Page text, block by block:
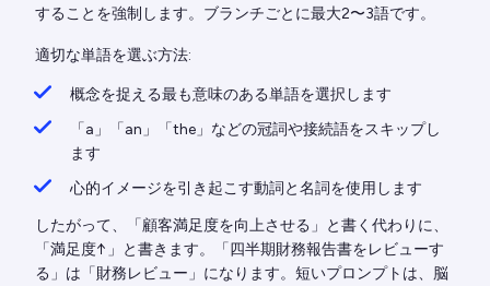
することを強制します。ブランチごとに最大2〜3語です。
適切な単語を選ぶ方法:
概念を捉える最も意味のある単語を選択します
「a」「an」「the」などの冠詞や接続語をスキップし
ます
心的イメージを引き起こす動詞と名詞を使用します
したがって、「顧客満足度を向上させる」と書く代わりに、
「満足度↑」と書きます。「四半期財務報告書をレビューす
る」は「財務レビュー」になります。短いプロンプトは、脳